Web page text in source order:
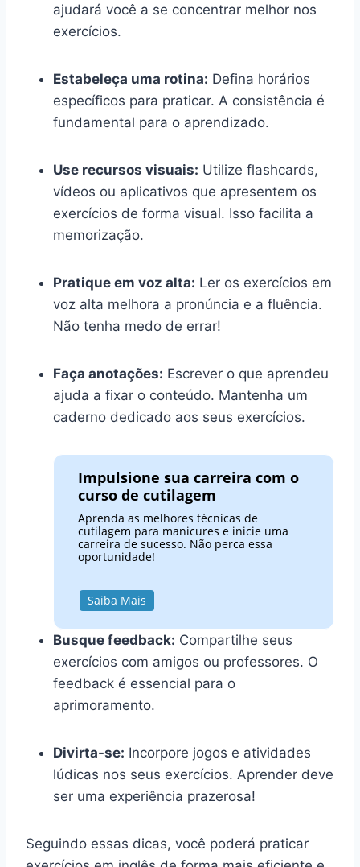
ajudará você a se concentrar melhor nos
exercícios.
Estabeleça uma rotina: Defina horários
específicos para praticar. A consistência é
fundamental para o aprendizado.
Use recursos visuais: Utilize flashcards,
vídeos ou aplicativos que apresentem os
exercícios de forma visual. Isso facilita a
memorização.
Pratique em voz alta: Ler os exercícios em
voz alta melhora a pronúncia e a fluência.
Não tenha medo de errar!
Faça anotações: Escrever o que aprendeu
ajuda a fixar o conteúdo. Mantenha um
caderno dedicado aos seus exercícios.
Impulsione sua carreira com o
curso de cutilagem
Aprenda as melhores técnicas de
cutilagem para manicures e inicie uma
carreira de sucesso. Não perca essa
oportunidade!
Saiba Mais
Busque feedback: Compartilhe seus
exercícios com amigos ou professores. O
feedback é essencial para o
aprimoramento.
Divirta-se: Incorpore jogos e atividades
lúdicas nos seus exercícios. Aprender deve
ser uma experiência prazerosa!
Seguindo essas dicas, você poderá praticar